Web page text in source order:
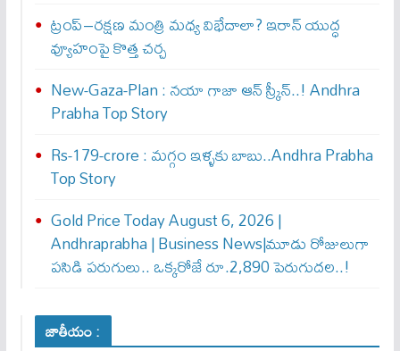
ట్రంప్–రక్షణ మంత్రి మధ్య విభేదాలా? ఇరాన్ యుద్ధ
వ్యూహంపై కొత్త చర్చ
New-Gaza-Plan : న‌యా గాజా ఆన్ స్క్రీన్‌..! Andhra
Prabha Top Story
Rs-179-crore : మ‌గ్గం ఇళ్ళ‌కు బాబు..Andhra Prabha
Top Story
Gold Price Today August 6, 2026 |
Andhraprabha | Business News|మూడు రోజులుగా
పసిడి పరుగులు.. ఒక్కరోజే రూ.2,890 పెరుగుద‌ల‌..!
జాతీయం :